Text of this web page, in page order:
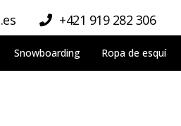
+421 919 282 306
Snowboarding Ropa de esquí